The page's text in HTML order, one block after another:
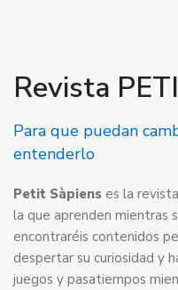
Revista
Para que puedan
entenderlo
Petit Sàpiens es la
la que aprenden mientras
encontraréis contenidos
despertar su curiosidad y
juegos y pasatiempos